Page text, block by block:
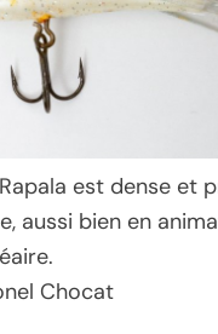
est dense et
aussi bien en
Chocat